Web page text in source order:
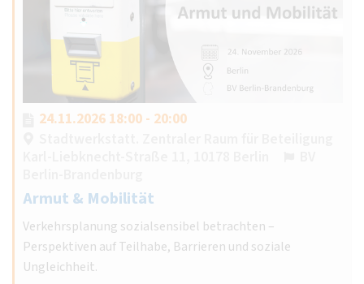
24.11.2026 18:00 - 20:00
Armut & Mobilität
Verkehrsplanung sozialsensibel betrachten –
Perspektiven auf Teilhabe, Barrieren und soziale
Ungleichheit.